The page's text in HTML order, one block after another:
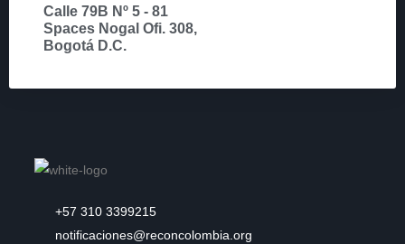
Calle 79B Nº 5 - 81
Spaces Nogal Ofi. 308,
Bogotá D.C.
+57 310 3399215
notificaciones@reconcolombia.org